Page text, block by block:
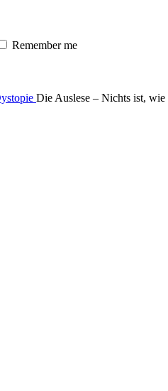
Remember me
Die Auslese – Nichts ist, wie